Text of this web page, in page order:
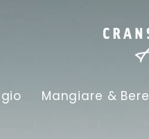
Mangiare & Bere